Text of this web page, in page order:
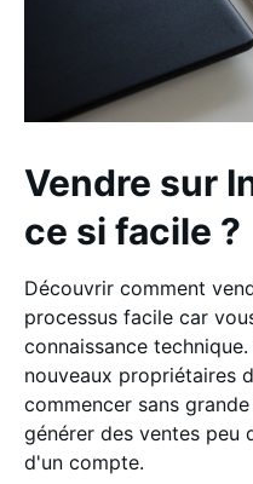
Vendre sur
ce si facile ?
Découvrir comment
processus facile car
connaissance
nouveaux propriétaires
commencer sans
générer des ventes peu
d'un compte.